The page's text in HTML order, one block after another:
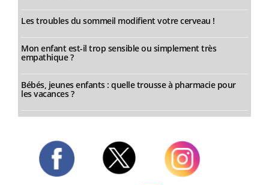
Les troubles du sommeil modifient votre cerveau !
Mon enfant est-il trop sensible ou simplement très
empathique ?
Bébés, jeunes enfants : quelle trousse à pharmacie pour
les vacances ?